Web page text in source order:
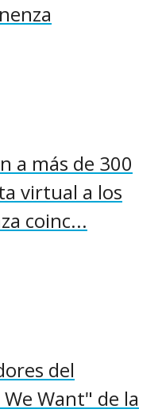
a más de 300
virtual a los
coinc...
del
Want" de la